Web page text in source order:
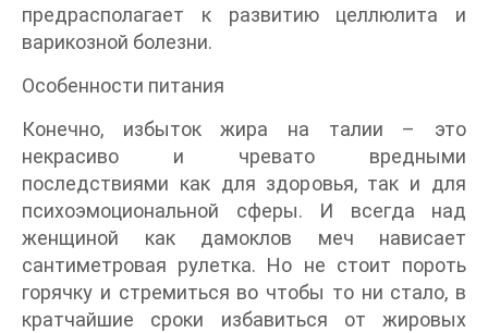
предрасполагает к развитию целлюлита и
варикозной болезни.
Особенности питания
Конечно, избыток жира на талии – это
некрасиво и чревато вредными
последствиями как для здоровья, так и для
психоэмоциональной сферы. И всегда над
женщиной как дамоклов меч нависает
сантиметровая рулетка. Но не стоит пороть
горячку и стремиться во чтобы то ни стало, в
кратчайшие сроки избавиться от жировых